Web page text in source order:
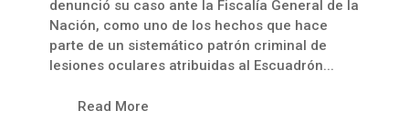
denunció su caso ante la Fiscalía General de la
Nación, como uno de los hechos que hace
parte de un sistemático patrón criminal de
lesiones oculares atribuidas al Escuadrón...
Read More